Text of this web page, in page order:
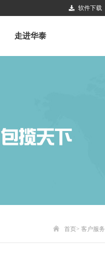
软件下载
走进华泰
首页> 客户服务